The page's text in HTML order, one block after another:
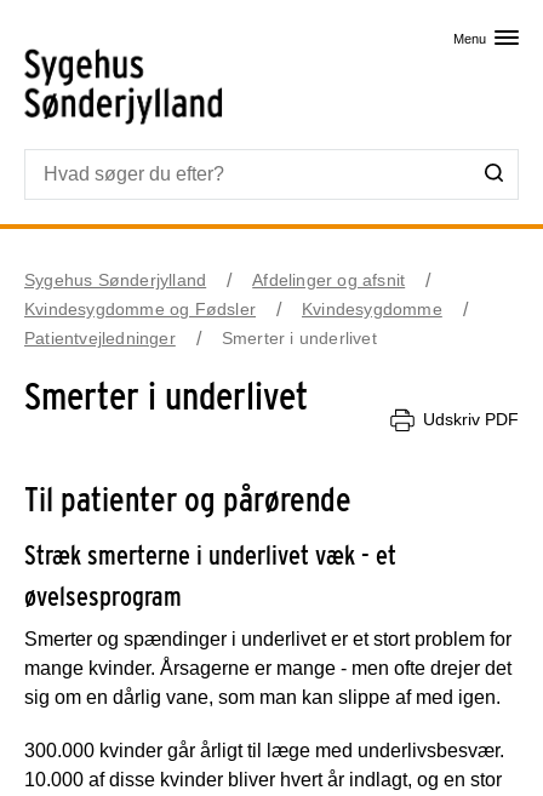
Menu
Sygehus Sønderjylland
Afdelinger og afsnit
Kvindesygdomme og Fødsler
Kvindesygdomme
Patientvejledninger
Smerter i underlivet
Smerter i underlivet
Udskriv PDF
Til patienter og pårørende
Stræk smerterne i underlivet væk - et
øvelsesprogram
Smerter og spændinger i underlivet er et stort problem for
mange kvinder. Årsagerne er mange - men ofte drejer det
sig om en dårlig vane, som man kan slippe af med igen.
300.000 kvinder går årligt til læge med underlivsbesvær.
10.000 af disse kvinder bliver hvert år indlagt, og en stor